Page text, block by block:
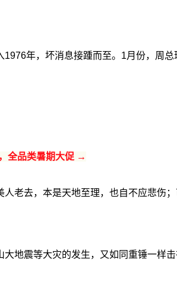
1976年，坏消息接踵而至。1月份，周
全品类暑期大促 →
人老去，本是天地至理，也自不应悲伤
大地震等大灾的发生，又如同重锤一样